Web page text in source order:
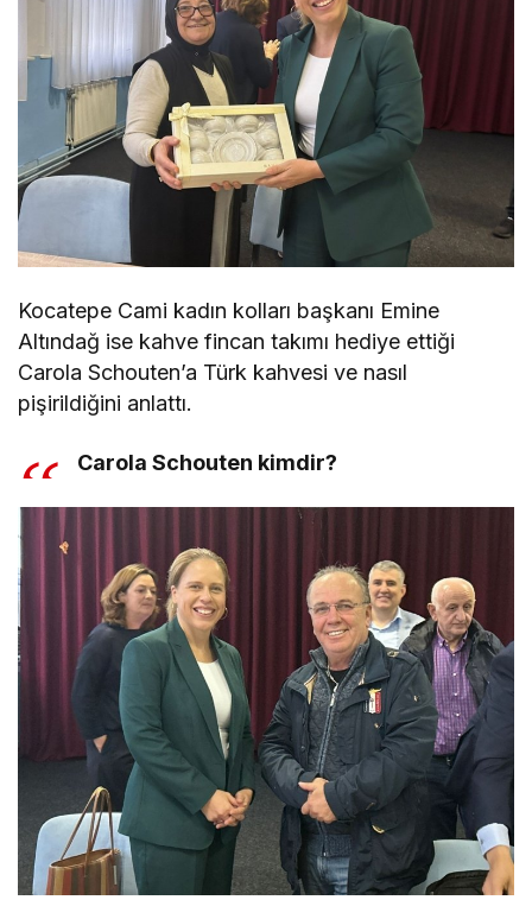
Kocatepe Cami kadın kolları başkanı Emine
Altındağ ise kahve fincan takımı hediye ettiği
Carola Schouten’a Türk kahvesi ve nasıl
pişirildiğini anlattı.
Carola Schouten kimdir?